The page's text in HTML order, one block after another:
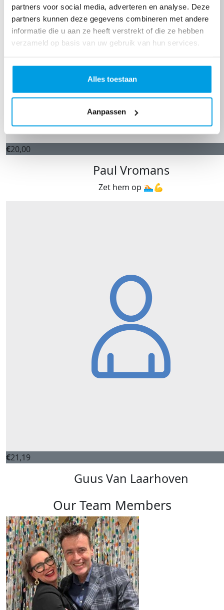
partners voor social media, adverteren en analyse. Deze
partners kunnen deze gegevens combineren met andere
informatie die u aan ze heeft verstrekt of die ze hebben
verzameld op basis van uw gebruik van hun services.
Alles toestaan
Aanpassen
€20,00
Paul Vromans
Zet hem op 🏊🏻💪
€21,19
Guus Van Laarhoven
Our Team Members